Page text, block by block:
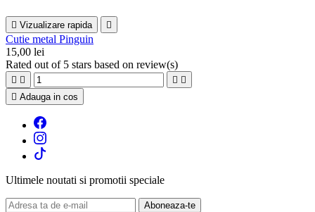
 Vizualizare rapida 
Cutie metal Pinguin
15,00 lei
Rated out of 5 stars based on review(s)
   
 Adauga in cos
Ultimele noutati si promotii speciale